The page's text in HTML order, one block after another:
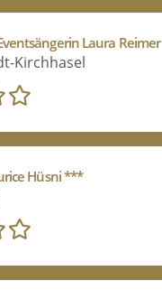
Laura Reimer
Kirchhasel
Hüsni ***